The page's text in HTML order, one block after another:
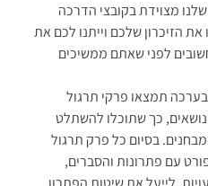
מצוידת בקובצי הדרכה
את הזיכרון שלכם וייתנו לכם את
לפני שאתם ממשיכים
תמצאו פרקי תרגול
כך שתוכלו להשתלט
בסיום כל פרק תרגול
עם פתרונות והסברים,